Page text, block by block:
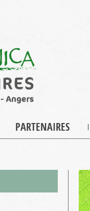
PARTENAIRES